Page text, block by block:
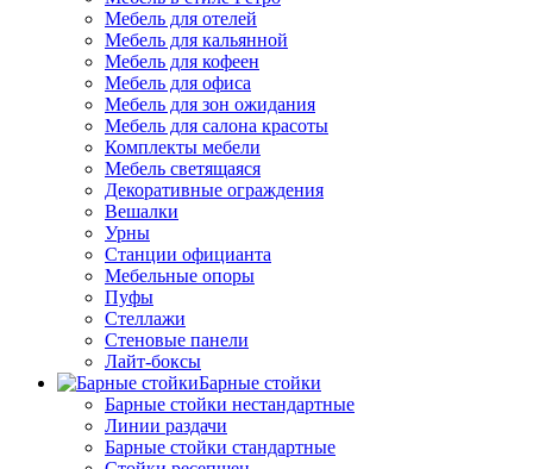
Мебель для отелей
Мебель для кальянной
Мебель для кофеен
Мебель для офиса
Мебель для зон ожидания
Мебель для салона красоты
Комплекты мебели
Мебель светящаяся
Декоративные ограждения
Вешалки
Урны
Станции официанта
Мебельные опоры
Пуфы
Стеллажи
Стеновые панели
Лайт-боксы
Барные стойки
Барные стойки нестандартные
Линии раздачи
Барные стойки стандартные